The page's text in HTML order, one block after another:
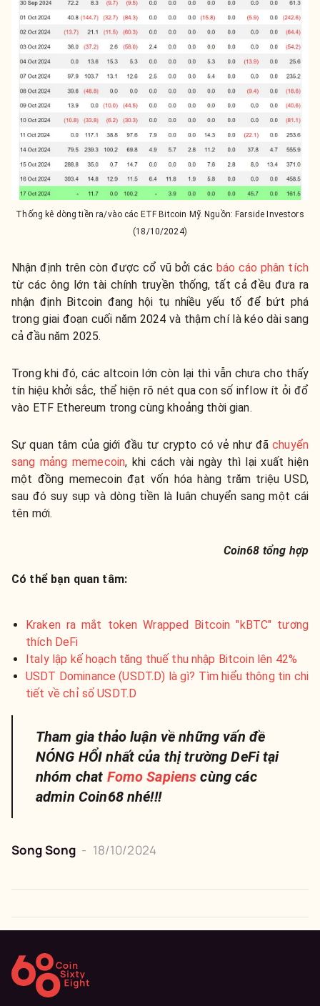
Thống kê dòng tiền ra/vào các ETF Bitcoin Mỹ. Nguồn: Farside Investors
(18/10/2024)
Nhận định trên còn được cổ vũ bởi các báo cáo phân tích
từ các ông lớn tài chính truyền thống, tất cả đều đưa ra
nhận định Bitcoin đang hội tụ nhiều yếu tố để bứt phá
trong giai đoạn cuối năm 2024 và thậm chí là kéo dài sang
cả đầu năm 2025.
Trong khi đó, các altcoin lớn còn lại thì vẫn chưa cho thấy
tín hiệu khởi sắc, thể hiện rõ nét qua con số inflow ít ỏi đổ
vào ETF Ethereum trong cùng khoảng thời gian.
Sự quan tâm của giới đầu tư crypto có vẻ như đãchuyển
sang mảng memecoin, khi cách vài ngày thì lại xuất hiện
một đồng memecoin đạt vốn hóa hàng trăm triệu USD,
sau đó suy sụp và dòng tiền là luân chuyển sang một cái
tên mới.
Coin68 tổng hợp
Có thể bạn quan tâm:
Kraken ra mắt token Wrapped Bitcoin "kBTC" tương
thích DeFi
Italy lập kế hoạch tăng thuế thu nhập Bitcoin lên 42%
USDT Dominance (USDT.D) là gì? Tìm hiểu thông tin chi
tiết về chỉ số USDT.D
Tham gia thảo luận về những vấn đề
NÓNG HỔI nhất của thị trường DeFi tại
nhóm chat Fomo Sapiens cùng các
admin Coin68 nhé!!!
Song Song - 18/10/2024